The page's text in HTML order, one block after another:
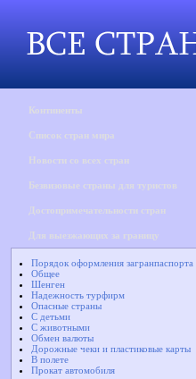
Континенты
Список стран мира
Новости со всех стран
Безвизовые страны для туристов
Достопримечательности стран
Для выезжающих за границу
Порядок оформления загранпаспорта
Общее
Шенген
Надежность турфирм
Опасные страны
С детьми
С животными
Обмен валюты
Дорожные чеки и пластиковые карты
В полете
Прокат автомобиля